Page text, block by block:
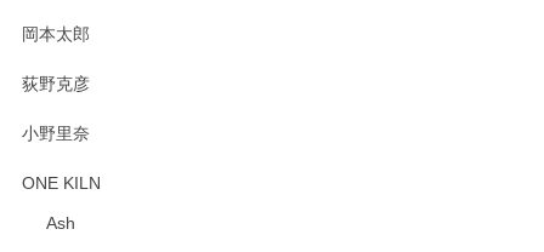
岡本太郎
荻野克彦
小野里奈
ONE KILN
Ash